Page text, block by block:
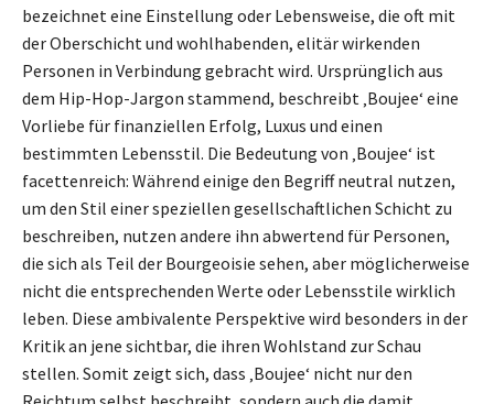
bezeichnet eine Einstellung oder Lebensweise, die oft mit
der Oberschicht und wohlhabenden, elitär wirkenden
Personen in Verbindung gebracht wird. Ursprünglich aus
dem Hip-Hop-Jargon stammend, beschreibt ‚Boujee‘ eine
Vorliebe für finanziellen Erfolg, Luxus und einen
bestimmten Lebensstil. Die Bedeutung von ‚Boujee‘ ist
facettenreich: Während einige den Begriff neutral nutzen,
um den Stil einer speziellen gesellschaftlichen Schicht zu
beschreiben, nutzen andere ihn abwertend für Personen,
die sich als Teil der Bourgeoisie sehen, aber möglicherweise
nicht die entsprechenden Werte oder Lebensstile wirklich
leben. Diese ambivalente Perspektive wird besonders in der
Kritik an jene sichtbar, die ihren Wohlstand zur Schau
stellen. Somit zeigt sich, dass ‚Boujee‘ nicht nur den